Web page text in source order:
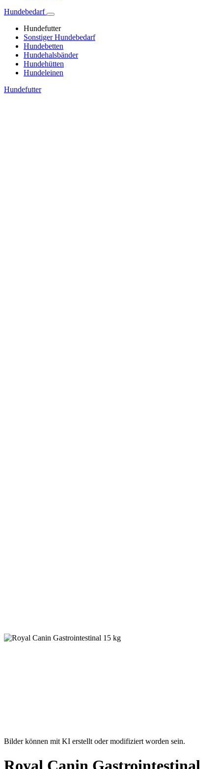
Hundebedarf
Hundefutter
Sonstiger Hundebedarf
Hundebetten
Hundehalsbänder
Hundehütten
Hundeleinen
Hundefutter
Bilder können mit KI erstellt oder modifiziert worden sein.
Royal Canin Gastrointestinal